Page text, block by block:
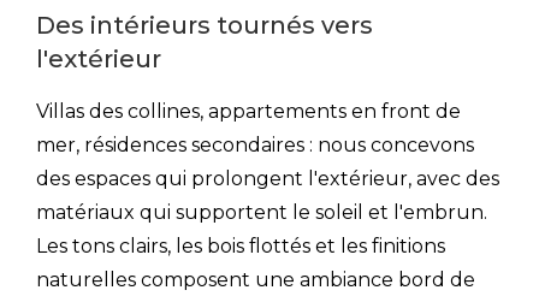
Des intérieurs tournés vers
l'extérieur
Villas des collines, appartements en front de
mer, résidences secondaires : nous concevons
des espaces qui prolongent l'extérieur, avec des
matériaux qui supportent le soleil et l'embrun.
Les tons clairs, les bois flottés et les finitions
naturelles composent une ambiance bord de